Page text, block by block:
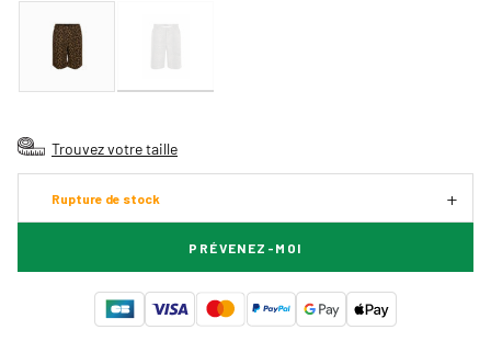
Trouvez votre taille
Rupture de stock
PRÉVENEZ-MOI